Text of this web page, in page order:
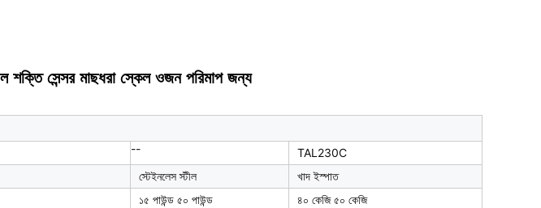
শক্তি সেন্সর মাছধরা স্কেল ওজন পরিমাপ জন্য
--
TAL230C
স্টেইনলেস স্টীল
খাদ ইস্পাত
১৫ পাউন্ড ৫০ পাউন্ড
৪০ কেজি ৫০ কেজি